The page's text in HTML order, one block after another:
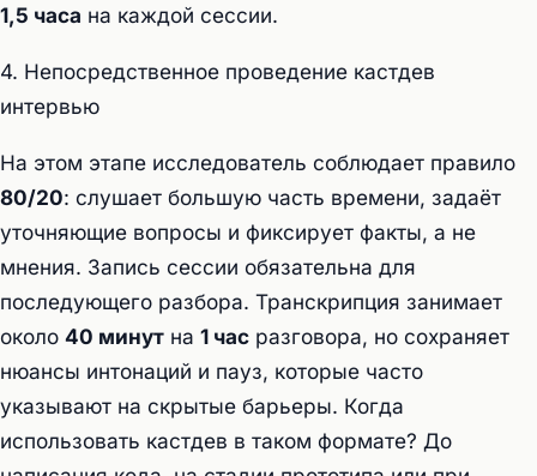
1,5 часа на каждой сессии.
4. Непосредственное проведение кастдев
интервью
На этом этапе исследователь соблюдает правило
80/20: слушает большую часть времени, задаёт
уточняющие вопросы и фиксирует факты, а не
мнения. Запись сессии обязательна для
последующего разбора. Транскрипция занимает
около 40 минут на 1 час разговора, но сохраняет
нюансы интонаций и пауз, которые часто
указывают на скрытые барьеры. Когда
использовать кастдев в таком формате? До